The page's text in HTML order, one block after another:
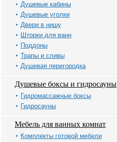
Душевые кабины
Душевые уголки
Двери в нишу
Шторки для ванн
Поддоны
Трапы и сливы
Душевая перегородка
Душевые боксы и гидросауны
Гидромассажные боксы
Гидросауны
Мебель для ванных комнат
Комплекты готовой мебели